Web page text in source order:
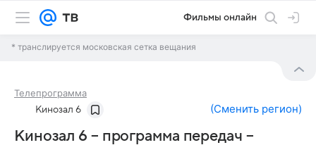
Фильмы онлайн
* транслируется московская сетка вещания
Телепрограмма
Кинозал 6 (Сменить регион)
Кинозал 6 – программа передач –